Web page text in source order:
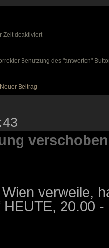
Zeit deaktiviert
Benutzung des "antworten"
Neuer Beitrag
verschoben
verweile,
20.00